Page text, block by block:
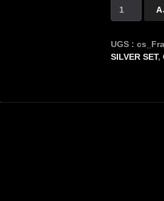
Silver
1/2
UGS :
SILVER SET,